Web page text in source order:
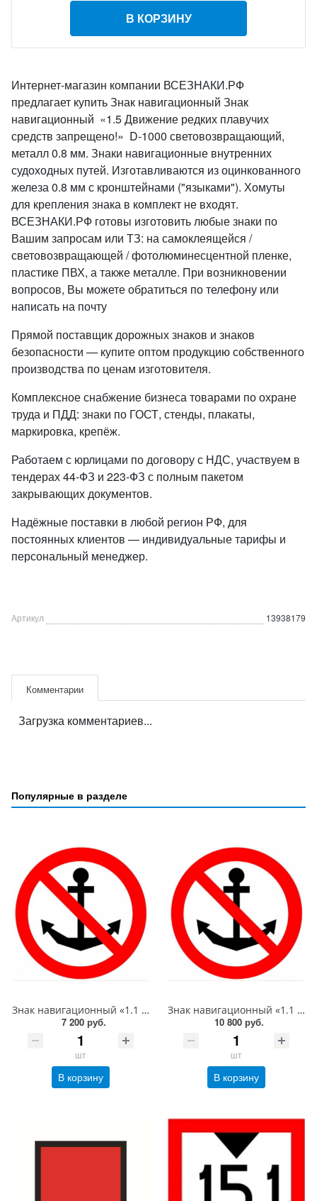
В КОРЗИНУ
Интернет-магазин компании ВСЕЗНАКИ.РФ
предлагает купить Знак навигационный Знак
навигационный «1.5 Движение редких плавучих
средств запрещено!» D-1000 световозвращающий,
металл 0.8 мм. Знаки навигационные внутренних
судоходных путей. Изготавливаются из оцинкованного
железа 0.8 мм с кронштейнами ("языками"). Хомуты
для крепления знака в комплект не входят.
ВСЕЗНАКИ.РФ готовы изготовить любые знаки по
Вашим запросам или ТЗ: на самоклеящейся /
световозвращающей / фотолюминесцентной пленке,
пластике ПВХ, а также металле. При возникновении
вопросов, Вы можете обратиться по телефону или
написать на почту
Прямой поставщик дорожных знаков и знаков
безопасности — купите оптом продукцию собственного
производства по ценам изготовителя.
Комплексное снабжение бизнеса товарами по охране
труда и ПДД: знаки по ГОСТ, стенды, плакаты,
маркировка, крепёж.
Работаем с юрлицами по договору с НДС, участвуем в
тендерах 44-ФЗ и 223-ФЗ с полным пакетом
закрывающих документов.
Надёжные поставки в любой регион РФ, для
постоянных клиентов — индивидуальные тарифы и
персональный менеджер.
Артикул 13938179
Комментарии
Загрузка комментариев...
Популярные в разделе
Знак навигационный «1.1 Якоря не бросать!» D-1000 световозвращающий, металл 0.8 мм
7 200 руб.
шт
В корзину
Знак навигационный «1.1 Якоря не бросать!» D-1500 световозвращающий, металл 0.8 мм
10 800 руб.
шт
В корзину